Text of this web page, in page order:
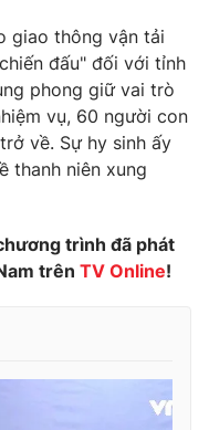
video
thao
sản
giao thông vận tải
đấu" đối với tỉnh
phong giữ vai trò
vụ, 60 người con
về. Sự hy sinh ấy
thanh niên xung
trình đã phát
trên TV Online!